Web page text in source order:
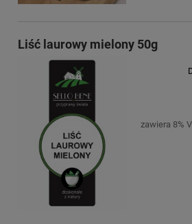
Liść laurowy mielony 50g
zawiera 8%